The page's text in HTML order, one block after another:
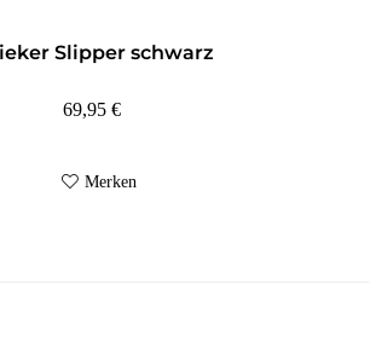
Slipper schwarz
69,95 €
Merken